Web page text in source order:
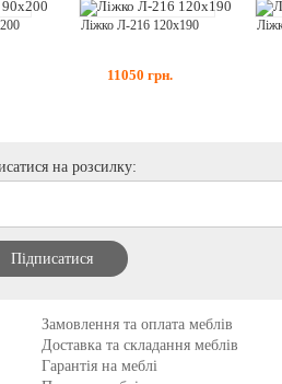
Ліжко Л-216 120x190
11050 грн.
на розсилку:
Замовлення та оплата меблів
Доставка та складання меблів
Гарантія на меблі